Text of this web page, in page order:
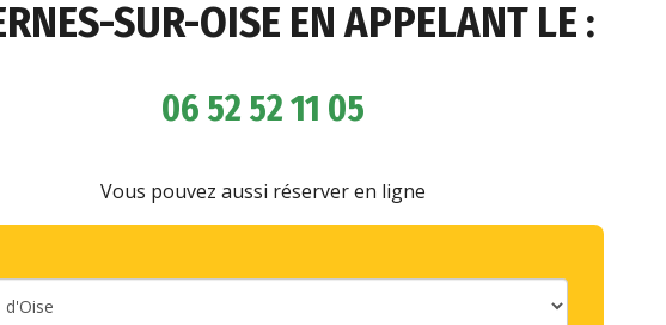
SUR-OISE EN APPELANT LE :
06 52 52 11 05
Vous pouvez aussi réserver en ligne